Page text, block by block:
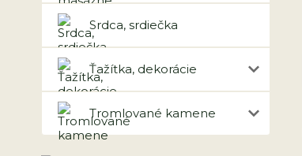
Srdca, srdiečka
Ťažítka, dekorácie
Tromlované kamene